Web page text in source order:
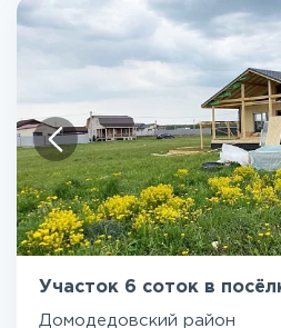
Участок 6 соток в
Домодедовский район